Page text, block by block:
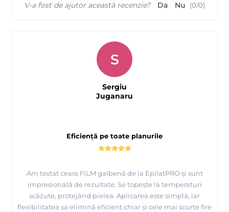
V-a fost de ajutor această recenzie? Da Nu (0/0)
Eficiență pe toate planurile
Am testat ceara FILM galbenă de la EpilatPRO și sunt
impresionată de rezultate. Se topește la temperaturi
scăzute, protejând pielea. Aplicarea este simplă, iar
flexibilitatea sa elimină eficient chiar și cele mai scurte fire
S
Sergiu
Juganaru